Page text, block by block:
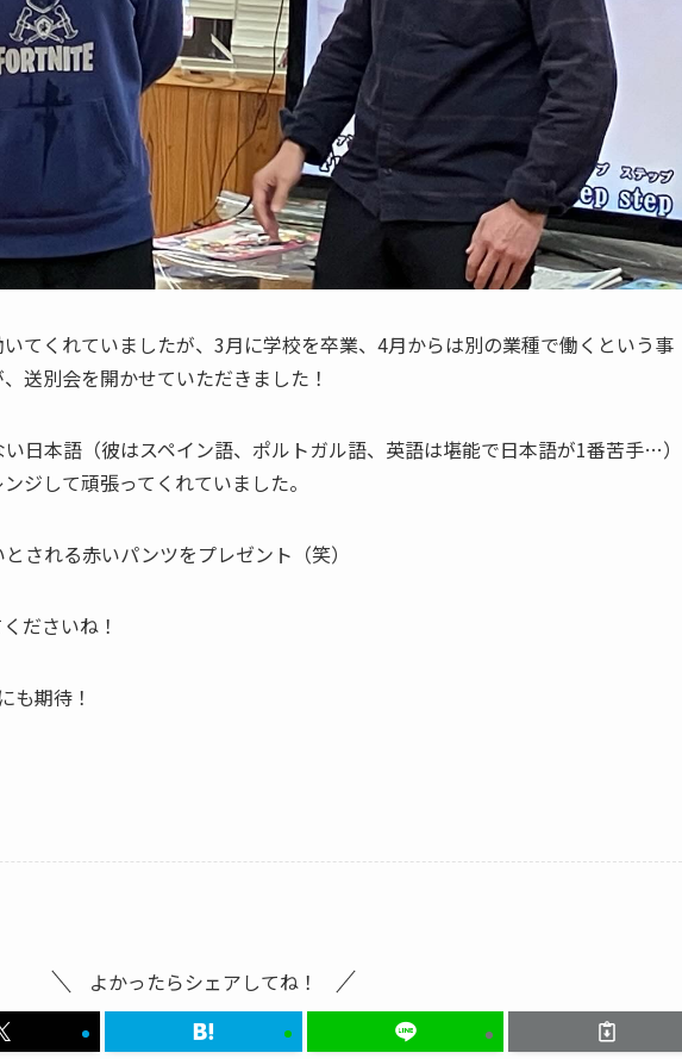
てくれていましたが、3月に学校を卒業、4月からは別の業種で働くという事
送別会を開かせていただきました！
日本語（彼はスペイン語、ポルトガル語、英語は堪能で日本語が1番苦手…）
ジして頑張ってくれていました。
される赤いパンツをプレゼント（笑）
ださいね！
も期待！
よかったらシェアしてね！